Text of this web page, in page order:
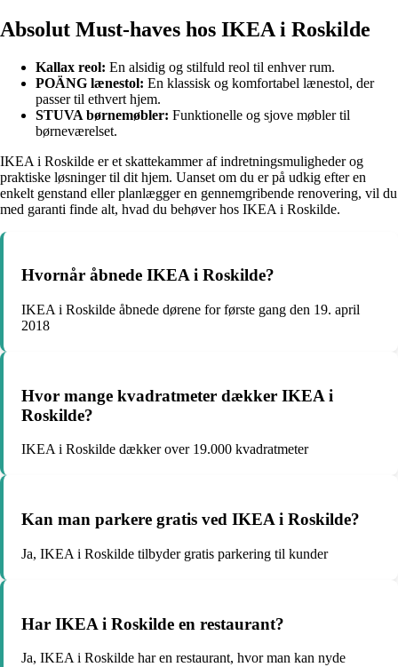
Absolut Must-haves hos IKEA i Roskilde
Kallax reol: En alsidig og stilfuld reol til enhver rum.
POÄNG lænestol: En klassisk og komfortabel lænestol, der
passer til ethvert hjem.
STUVA børnemøbler: Funktionelle og sjove møbler til
børneværelset.
IKEA i Roskilde er et skattekammer af indretningsmuligheder og
praktiske løsninger til dit hjem. Uanset om du er på udkig efter en
enkelt genstand eller planlægger en gennemgribende renovering, vil du
med garanti finde alt, hvad du behøver hos IKEA i Roskilde.
Hvornår åbnede IKEA i Roskilde?
IKEA i Roskilde åbnede dørene for første gang den 19. april
2018
Hvor mange kvadratmeter dækker IKEA i
Roskilde?
IKEA i Roskilde dækker over 19.000 kvadratmeter
Kan man parkere gratis ved IKEA i Roskilde?
Ja, IKEA i Roskilde tilbyder gratis parkering til kunder
Har IKEA i Roskilde en restaurant?
Ja, IKEA i Roskilde har en restaurant, hvor man kan nyde